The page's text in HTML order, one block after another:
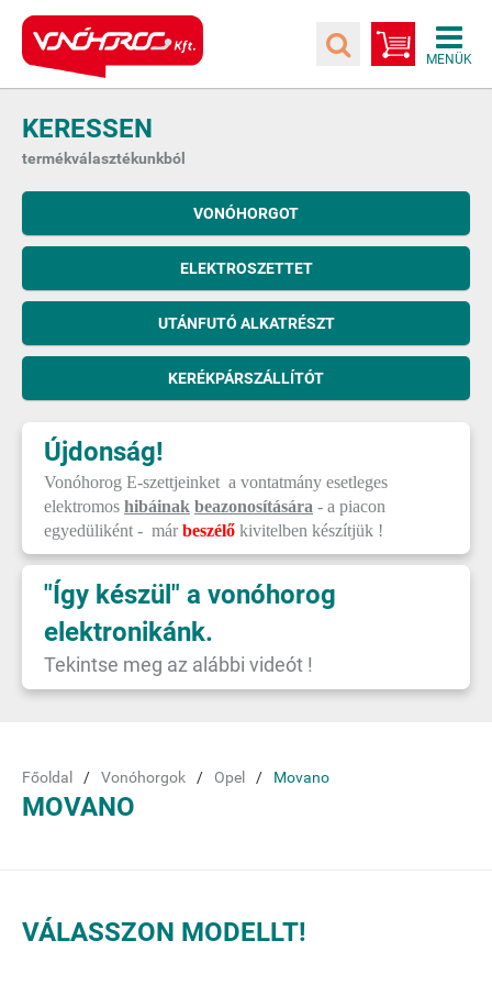
KERESSEN
termékválasztékunkból
VONÓHORGOT
ELEKTROSZETTET
UTÁNFUTÓ ALKATRÉSZT
KERÉKPÁRSZÁLLÍTÓT
Újdonság!
Vonóhorog E-szettjeinket a vontatmány esetleges
elektromos hibáinak beazonosítására - a piacon
egyedüliként - márbeszélő kivitelben készítjük !
"Így készül" a vonóhorog
elektronikánk.
Tekintse meg az alábbi videót !
Főoldal Vonóhorgok Opel Movano
MOVANO
VÁLASSZON MODELLT!